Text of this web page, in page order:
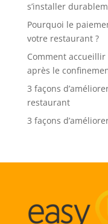
s’installer
Pourquoi le
votre restaurant ?
Comment
après le
3 façons
restaurant
3 façons